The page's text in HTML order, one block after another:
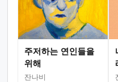
주저하는 연인들을
위해
잔나비